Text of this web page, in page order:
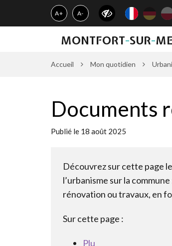
Gestion des traceurs
A+ A-
MONTFORT-SUR-
Accueil Mon quotidien
Documents
Publié le 18 août 2025
Découvrez sur cette page
l’urbanisme sur la
rénovation ou travaux, en
Sur cette page :
Plu